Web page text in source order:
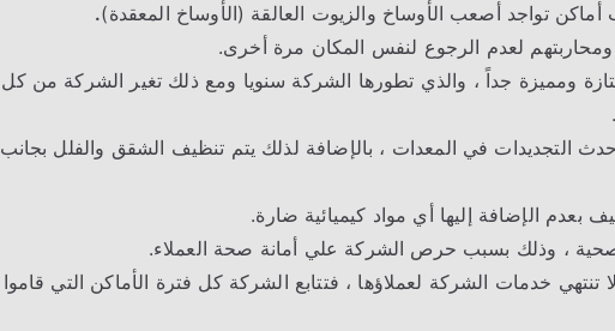
تواجد أصعب الأوساخ والزيوت العالقة (الأوساخ المعقدة).
لعدم الرجوع لنفس المكان مرة أخرى.
ومميزة جداً ، والذي تطورها الشركة سنويا ومع ذلك تغير الشركة من كل
التجديدات في المعدات ، بالإضافة لذلك يتم تنظيف الشقق والفلل بجانب
بعدم الإضافة إليها أي مواد كيميائية ضارة.
صحية ، وذلك بسبب حرص الشركة علي أمانة صحة العملاء.
خدمات الشركة لعملاؤها ، فتتابع الشركة كل فترة الأماكن التي قاموا